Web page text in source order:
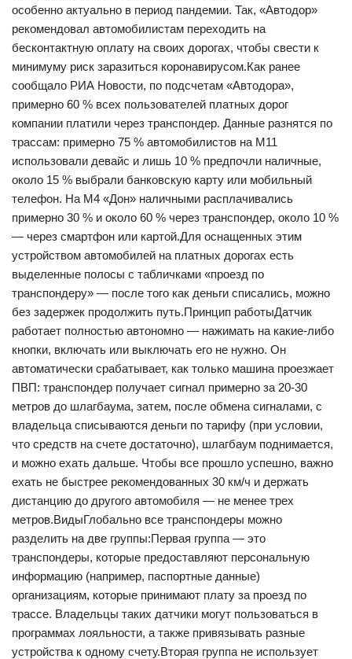
особенно актуально в период пандемии. Так, «Автодор»
рекомендовал автомобилистам переходить на
бесконтактную оплату на своих дорогах, чтобы свести к
минимуму риск заразиться коронавирусом.Как ранее
сообщало РИА Новости, по подсчетам «Автодора»,
примерно 60 % всех пользователей платных дорог
компании платили через транспондер. Данные разнятся по
трассам: примерно 75 % автомобилистов на М11
использовали девайс и лишь 10 % предпочли наличные,
около 15 % выбрали банковскую карту или мобильный
телефон. На М4 «Дон» наличными расплачивались
примерно 30 % и около 60 % через транспондер, около 10 %
— через смартфон или картой.Для оснащенных этим
устройством автомобилей на платных дорогах есть
выделенные полосы с табличками «проезд по
транспондеру» — после того как деньги списались, можно
без задержек продолжить путь.Принцип работыДатчик
работает полностью автономно — нажимать на какие-либо
кнопки, включать или выключать его не нужно. Он
автоматически срабатывает, как только машина проезжает
ПВП: транспондер получает сигнал примерно за 20-30
метров до шлагбаума, затем, после обмена сигналами, с
владельца списываются деньги по тарифу (при условии,
что средств на счете достаточно), шлагбаум поднимается,
и можно ехать дальше. Чтобы все прошло успешно, важно
ехать не быстрее рекомендованных 30 км/ч и держать
дистанцию до другого автомобиля — не менее трех
метров.ВидыГлобально все транспондеры можно
разделить на две группы:Первая группа — это
транспондеры, которые предоставляют персональную
информацию (например, паспортные данные)
организациям, которые принимают плату за проезд по
трассе. Владельцы таких датчики могут пользоваться в
программах лояльности, а также привязывать разные
устройства к одному счету.Вторая группа не использует